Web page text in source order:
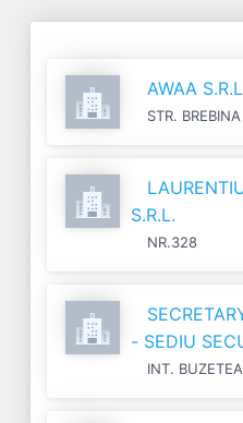
AWAA
STR.
S.R.L.
NR.328
- SEDIU
INT.